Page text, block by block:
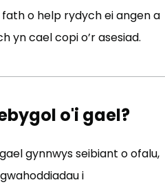
o help rydych ei angen a
yn cael copi o’r asesiad.
o'i gael?
gynnwys seibiant o ofalu,
i